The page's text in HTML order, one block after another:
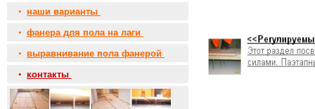
• наши варианты
• фанера для пола на лаги
• выравнивание пола фанерой
• контакты